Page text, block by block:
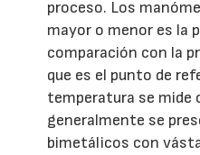
proceso. Los
mayor o menor es la
comparación con la
que es el punto de
temperatura se mide
generalmente se
bimetálicos con